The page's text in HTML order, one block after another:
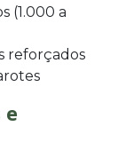
(1.000 a
reforçados
e